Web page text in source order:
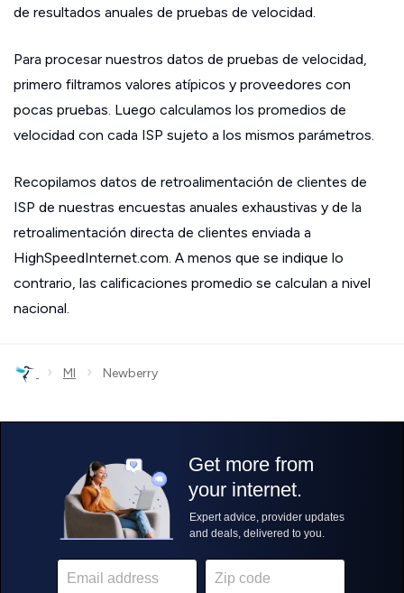
de resultados anuales de pruebas de velocidad.
Para procesar nuestros datos de pruebas de velocidad,
primero filtramos valores atípicos y proveedores con
pocas pruebas. Luego calculamos los promedios de
velocidad con cada ISP sujeto a los mismos parámetros.
Recopilamos datos de retroalimentación de clientes de
ISP de nuestras encuestas anuales exhaustivas y de la
retroalimentación directa de clientes enviada a
HighSpeedInternet.com. A menos que se indique lo
contrario, las calificaciones promedio se calculan a nivel
nacional.
› MI › Newberry